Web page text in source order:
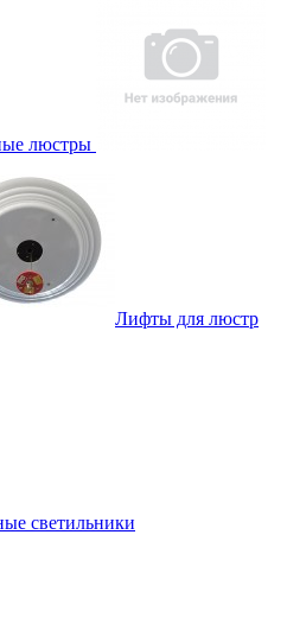
люстры
Лифты для люстр
светильники